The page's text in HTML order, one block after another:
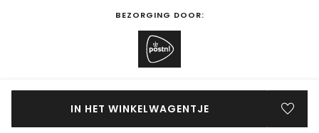
IN HET WINKELWAGENTJE
BEZORGING DOOR: